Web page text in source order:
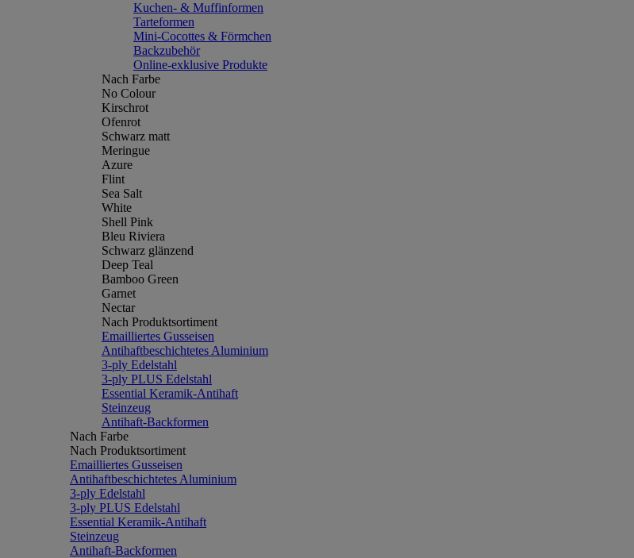
Kuchen- & Muffinformen
Tarteformen
Mini-Cocottes & Förmchen
Backzubehör
Online-exklusive Produkte
Nach Farbe
No Colour
Kirschrot
Ofenrot
Schwarz matt
Meringue
Azure
Flint
Sea Salt
White
Shell Pink
Bleu Riviera
Schwarz glänzend
Deep Teal
Bamboo Green
Garnet
Nectar
Nach Produktsortiment
Emailliertes Gusseisen
Antihaftbeschichtetes Aluminium
3-ply Edelstahl
3-ply PLUS Edelstahl
Essential Keramik-Antihaft
Steinzeug
Antihaft-Backformen
Nach Farbe
Nach Produktsortiment
Emailliertes Gusseisen
Antihaftbeschichtetes Aluminium
3-ply Edelstahl
3-ply PLUS Edelstahl
Essential Keramik-Antihaft
Steinzeug
Antihaft-Backformen